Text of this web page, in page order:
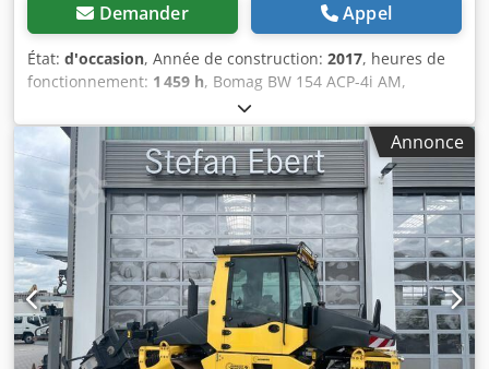
Demander Appel
État: d'occasion, Année de construction: 2017, heures de
fonctionnement: 1 459 h, Bomag BW 154 ACP-4i AM,
rouleau combiné, année de fabrication : 2017, heures de
fonctionnement : seulement 1 459 h, moteur : Kubota
[55,4 kW/75 CV], Asphalt Manager 2, coupe-asphalte à
droite, poids : 7 400 kg, bandage pour surface lisse, bon
état, prêt à l’emploi, Dsdpfxozq Tzme Ai Djck Sur demande,
nous vous proposerons une offre de location ou de
financement. M. Mihm (tél. ) se fera un plaisir de vous
aider. Vous trouverez de plus amples informations sur
notre site web. Sous réserve d’erreurs et de vente
préalable ! Location possible. = Plus d’informations =
Contactez Tobias Ebert pour obtenir de plus amples
informations.
Annonce